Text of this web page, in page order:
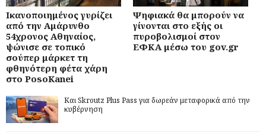
Ικανοποιημένος γυρίζει
από την Αμάρυνθο
54χρονος Αθηναίος,
ψώνισε σε τοπικό
σούπερ μάρκετ τη
φθηνότερη φέτα χάρη
στο PosoKanei
Ψηφιακά θα μπορούν να
γίνονται στο εξής οι
πυροβολισμοί στον
ΕΦΚΑ μέσω του gov.gr
Και Skroutz Plus Pass για δωρεάν μεταφορικά από την
κυβέρνηση